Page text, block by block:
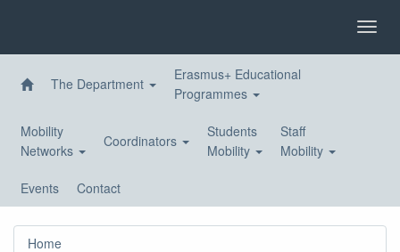
The Department
Erasmus+ Educational
Programmes
Mobility
Networks
Coordinators
Students
Mobility
Staff
Mobility
Events Contact
Home